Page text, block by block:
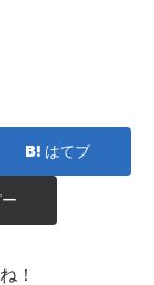
はてブ
！